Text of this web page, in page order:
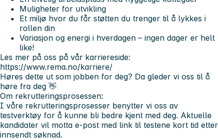
Muligheter for utvikling
Et miljø hvor du får støtten du trenger til å lykkes i
rollen din
Variasjon og energi i hverdagen – ingen dager er helt
like!
Les mer på oss på vår karriereside:
https://www.rema.no/karriere/
Høres dette ut som jobben for deg? Da gleder vi oss til å
høre fra deg 👋
Om rekrutteringsprosessen:
I våre rekrutteringsprosesser benytter vi oss av
testverktøy for å kunne bli bedre kjent med deg. Aktuelle
kandidater vil motta e-post med link til testene kort tid etter
innsendt søknad.